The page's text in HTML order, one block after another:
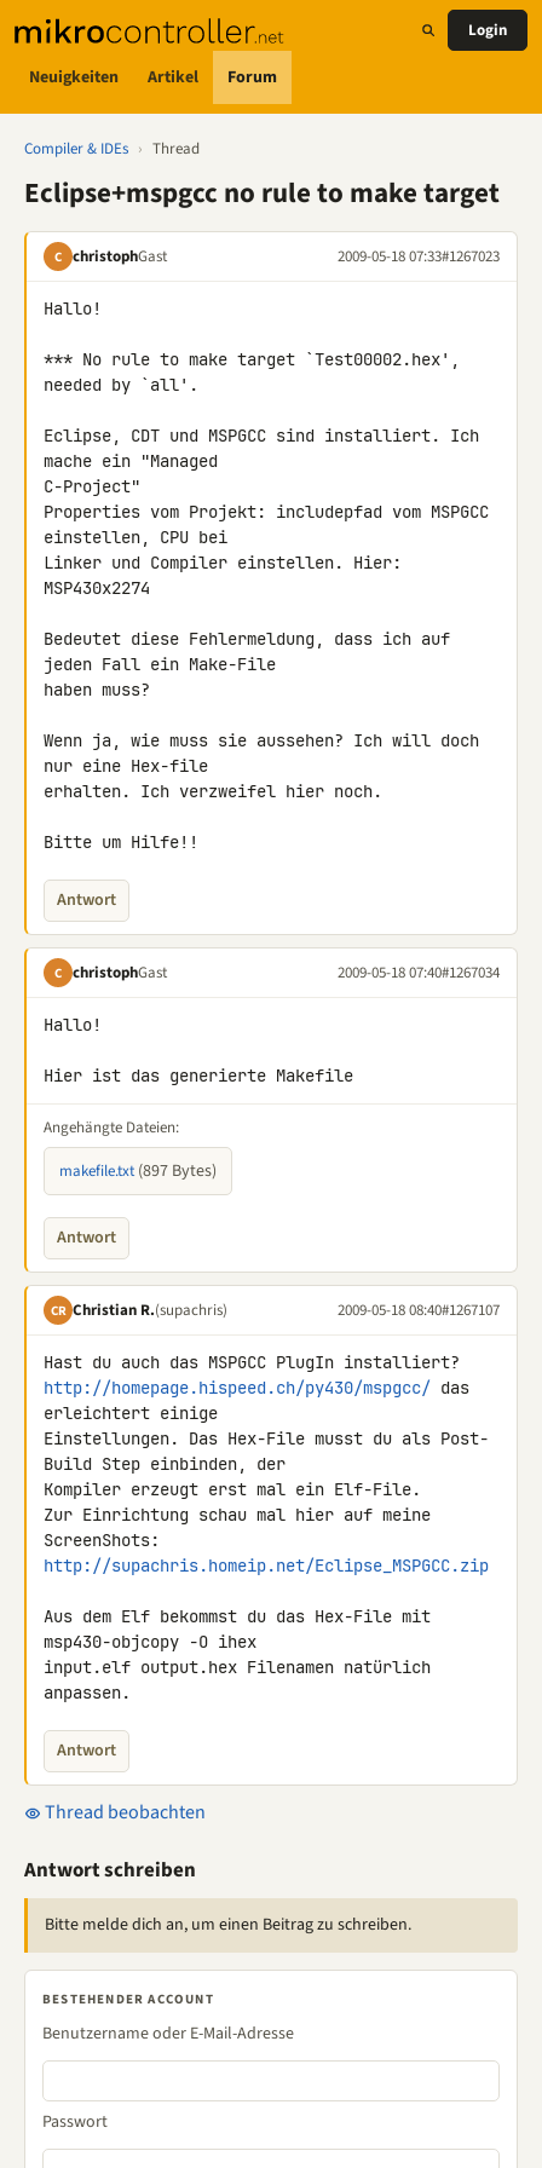
Neuigkeiten Artikel Forum
Login
Compiler & IDEs › Thread
Eclipse+mspgcc no rule to make target
C christophGast 2009-05-18 07:33#1267023
Hallo!
*** No rule to make target `Test00002.hex',
needed by `all'.
Eclipse, CDT und MSPGCC sind installiert. Ich
mache ein "Managed
C-Project"
Properties vom Projekt: includepfad vom MSPGCC
einstellen, CPU bei
Linker und Compiler einstellen. Hier:
MSP430x2274
Bedeutet diese Fehlermeldung, dass ich auf
jeden Fall ein Make-File
haben muss?
Wenn ja, wie muss sie aussehen? Ich will doch
nur eine Hex-file
erhalten. Ich verzweifel hier noch.
Bitte um Hilfe!!
Antwort
C christophGast 2009-05-18 07:40#1267034
Hallo!
Hier ist das generierte Makefile
Angehängte Dateien:
makefile.txt(897 Bytes)
Antwort
CR Christian R.(supachris) 2009-05-18 08:40#1267107
http://homepage.hispeed.ch/py430/mspgcc/ das
erleichtert einige
Einstellungen. Das Hex-File musst du als Post-
Build Step einbinden, der
Kompiler erzeugt erst mal ein Elf-File.
Zur Einrichtung schau mal hier auf meine
http://supachris.homeip.net/Eclipse_MSPGCC.zip
Aus dem Elf bekommst du das Hex-File mit
msp430-objcopy -O ihex
input.elf output.hex Filenamen natürlich
anpassen.
Antwort
Thread beobachten
Antwort schreiben
Bitte melde dich an, um einen Beitrag zu schreiben.
BESTEHENDER ACCOUNT
Benutzername oder E-Mail-Adresse
Passwort